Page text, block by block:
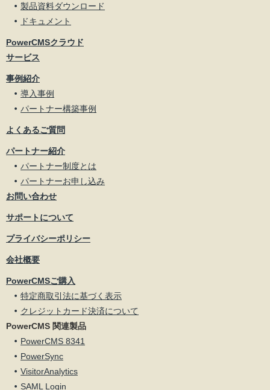
製品資料ダウンロード
ドキュメント
PowerCMSクラウド
サービス
事例紹介
導入事例
パートナー構築事例
よくあるご質問
パートナー紹介
パートナー制度とは
パートナーお申し込み
お問い合わせ
サポートについて
プライバシーポリシー
会社概要
PowerCMSご購入
特定商取引法に基づく表示
クレジットカード決済について
PowerCMS 関連製品
PowerCMS 8341
PowerSync
VisitorAnalytics
SAML Login